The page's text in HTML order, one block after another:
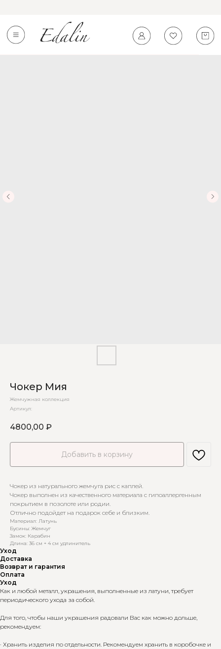
Вернуться
←
Чокер Мия
Жемчужная коллекция
Артикул:
4800,00 ₽
Добавить в корзину
Чокер из натурального жемчуга рис с каплей.
Чокер выполнен из качественного материала с гипоаллергенным
покрытием в позолоте или родии.
Отлично подойдет на подарок себе и близким.
Материал: Латунь
Бусины: Жемчуг
Замок: Карабин
Длина: 36 см + 4 см удлинитель
Уход
Доставка
Возврат и гарантия
Оплата
Уход
Как и любой металл, украшения, выполненные из латуни, требует
периодического ухода за собой.
Для того, чтобы наши украшения радовали Вас как можно дольше,
рекомендуем:
· Хранить изделия по отдельности. Рекомендуем хранить в коробочке и